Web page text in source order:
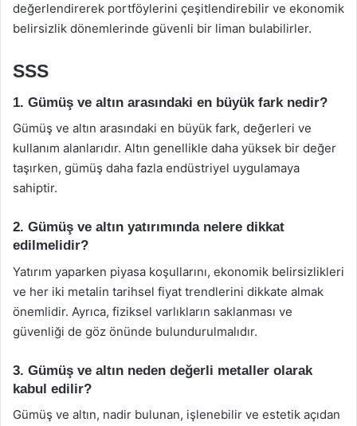
değerlendirerek portföylerini çeşitlendirebilir ve ekonomik
belirsizlik dönemlerinde güvenli bir liman bulabilirler.
SSS
1. Gümüş ve altın arasındaki en büyük fark nedir?
Gümüş ve altın arasındaki en büyük fark, değerleri ve
kullanım alanlarıdır. Altın genellikle daha yüksek bir değer
taşırken, gümüş daha fazla endüstriyel uygulamaya
sahiptir.
2. Gümüş ve altın yatırımında nelere dikkat
edilmelidir?
Yatırım yaparken piyasa koşullarını, ekonomik belirsizlikleri
ve her iki metalin tarihsel fiyat trendlerini dikkate almak
önemlidir. Ayrıca, fiziksel varlıkların saklanması ve
güvenliği de göz önünde bulundurulmalıdır.
3. Gümüş ve altın neden değerli metaller olarak
kabul edilir?
Gümüş ve altın, nadir bulunan, işlenebilir ve estetik açıdan